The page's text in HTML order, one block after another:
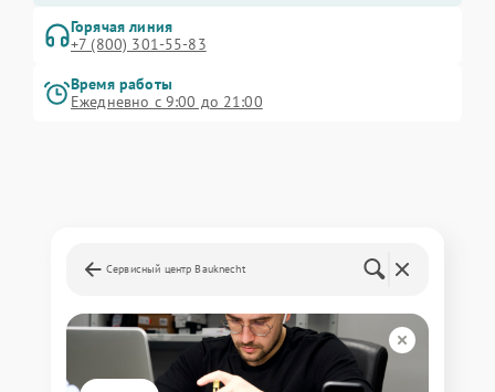
Горячая линия
+7 (800) 301-55-83
Время работы
Ежедневно с 9:00 до 21:00
Сервисный центр Bauknecht